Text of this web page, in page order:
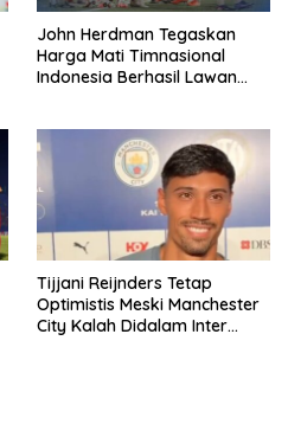
John Herdman Tegaskan
Harga Mati Timnasional
Indonesia Berhasil Lawan
Tijjani Reijnders Tetap
Optimistis Meski Manchester
City Kalah Didalam Inter